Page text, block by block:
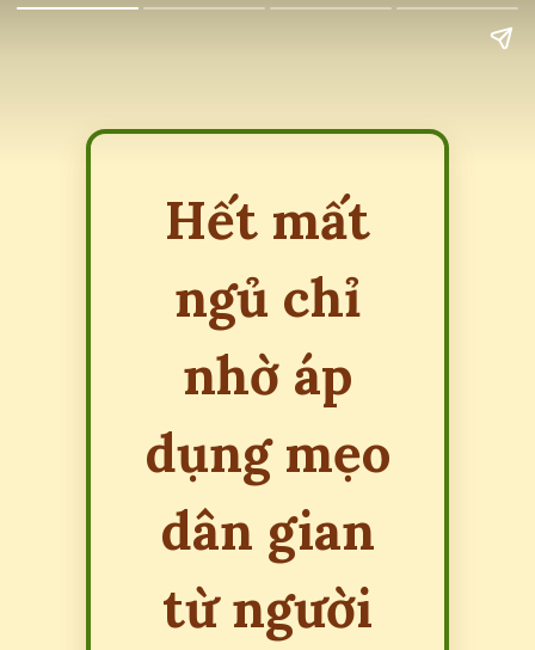
Hết mất
ngủ chỉ
nhờ áp
dụng mẹo
dân gian
từ người